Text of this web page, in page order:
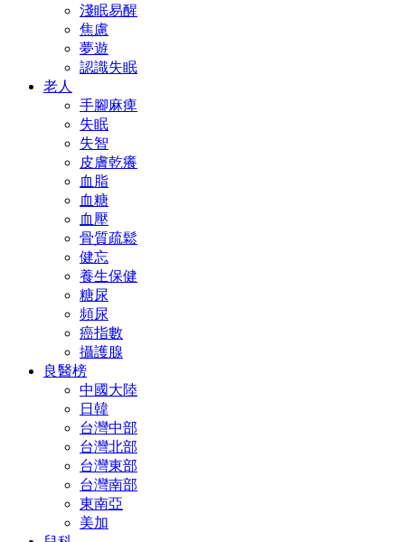
淺眠易醒
焦慮
夢遊
認識失眠
老人
手腳麻痺
失眠
失智
皮膚乾癢
血脂
血糖
血壓
骨質疏鬆
健忘
養生保健
糖尿
頻尿
癌指數
攝護腺
良醫榜
中國大陸
日韓
台灣中部
台灣北部
台灣東部
台灣南部
東南亞
美加